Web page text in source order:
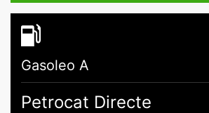
Gasoleo A
Petrocat Directe